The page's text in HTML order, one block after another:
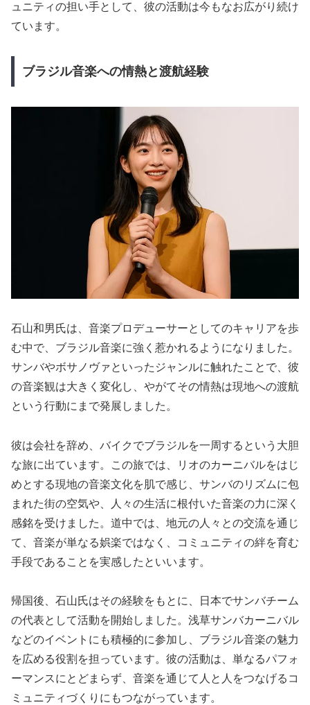
ュニティの担い手として、彼の活動は今もなお広がり続け
ています。
ブラジル音楽への情熱と渡航経験
石山和男氏は、音楽プロデューサーとしてのキャリアを歩
む中で、ブラジル音楽に強く惹かれるようになりました。
サンバやボサノヴァといったジャンルに触れたことで、彼
の音楽観は大きく変化し、やがてその情熱は現地への渡航
という行動にまで発展しました。
彼は会社を辞め、バイクでブラジルを一周するという大胆
な旅に出ています。この旅では、リオのカーニバルをはじ
めとする現地の音楽文化を肌で感じ、サンバのリズムに包
まれた街の空気や、人々の生活に根付いた音楽の力に深く
感銘を受けました。道中では、地元の人々との交流を通じ
て、音楽が単なる娯楽ではなく、コミュニティの絆を育む
手段であることを実感したといいます。
帰国後、石山氏はその経験をもとに、日本でサンバチーム
の代表として活動を開始しました。浅草サンバカーニバル
などのイベントにも積極的に参加し、ブラジル音楽の魅力
を広める役割を担っています。彼の活動は、単なるパフォ
ーマンスにとどまらず、音楽を通じて人と人をつなげるコ
ミュニティづくりにもつながっています。